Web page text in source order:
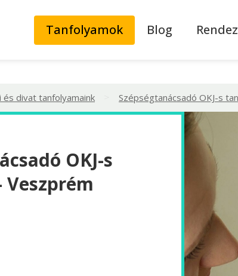
Tanfolyamok Blog
és divat tanfolyamaink Szépségtanácsadó OKJ-s
OKJ-s